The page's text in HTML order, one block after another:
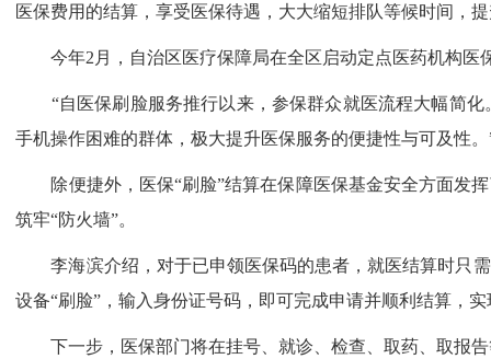
医保费用的结算，享受医保待遇，大大缩短排队等候时间，
今年2月，自治区医疗保障局在全区启动定点医药机构医
“自医保刷脸服务推行以来，参保群众就医流程大幅简化
手机操作困难的群体，极大提升医保服务的便捷性与可及性
除便捷外，医保“刷脸”结算在保障医保基金安全方面发挥
筑牢“防火墙”。
李海滨介绍，对于已申领医保码的患者，就医结算时只需
设备“刷脸”，输入身份证号码，即可完成申请并顺利结算，
下一步，医保部门将在挂号、就诊、检查、取药、取报告